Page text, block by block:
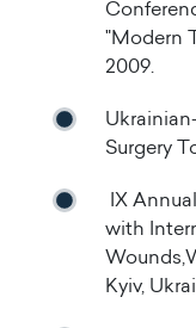
"Modern
2009.
Surgery
IX
with
Kyiv,